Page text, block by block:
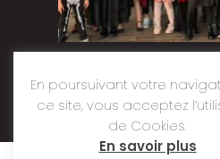
En poursuivant votre
ce site, vous acceptez
de Cookies.
En savoir plus